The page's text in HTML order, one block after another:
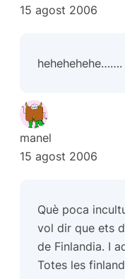
15 agost 2006
hehehehehe…….
manel
15 agost 2006
Què poca
vol dir que ets
de Finlandia. I
Totes les